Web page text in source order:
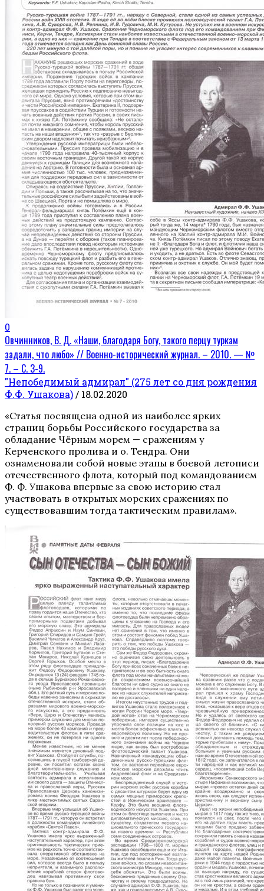
0
Овчинников, В. Д. «Наши, благодаря Богу, такого перцу туркам
задали, что любо» // Военно-исторический журнал. – 2010. — №
7. – С. 3-9.
"Непобедимый адмирал" (275 лет со дня рождения
Ф.Ф. Ушакова)/ 18.02.2020
«Статья посвящена одной из наиболее ярких
страниц борьбы Российского государства за
обладание Чёрным морем — сражениям у
Керченского пролива и о. Тендра. Они
ознаменовали собой новые этапы в боевой летописи
отечественного флота, который под командованием
Ф. Ф. Ушакова впервые за свою историю стал
участвовать в открытых морских сражениях по
существовавшим тогда тактическим правилам».